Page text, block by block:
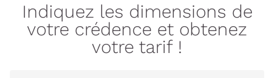
Indiquez les dimensions de
votre crédence et obtenez
votre tarif !